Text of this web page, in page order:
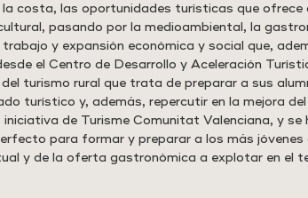
costa, las oportunidades turísticas que
pasando por la medioambiental, la
y expansión económica y social que,
el Centro de Desarrollo y Aceleración
turismo rural que trata de preparar a sus
turístico y, además, repercutir en la mejora
de Turisme Comunitat Valenciana, y
para formar y preparar a los más
y de la oferta gastronómica a explotar en el